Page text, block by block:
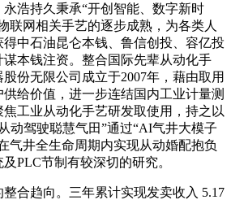
浩持久秉承“开创智能、数字新时
联网相关手艺的逐步成熟，为各类人
中石油昆仑本钱、鲁信创投、容亿投
本钱注资。整合国际先辈从动化手
份无限公司成立于2007年，藉由取用
给价值，进一步连结国内工业计量测
工业从动化手艺研发取使用，持之以
动驾驶聪慧气田”通过“AI气井大模子
气井全生命周期内实现从动婚配抱负
PLC节制有较深切的研究。
趋向。三年累计实现发卖收入 5.17